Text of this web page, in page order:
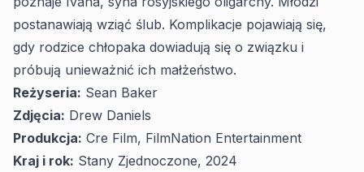
postanawiają wziąć ślub. Komplikacje pojawiają się,
gdy rodzice chłopaka dowiadują się o związku i
próbują unieważnić ich małżeństwo.
Reżyseria: Sean Baker
Zdjęcia: Drew Daniels
Produkcja: Cre Film, FilmNation Entertainment
Kraj i rok: Stany Zjednoczone, 2024